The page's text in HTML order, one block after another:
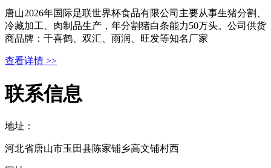
唐山2026年国际足联世界杯食品有限公司主要从事生猪分割、
冷藏加工、肉制品生产，年分割猪白条能力50万头。公司供货
商品牌：千喜鹤、双汇、雨润、旺发等知名厂家
查看详情 >>
联系信息
地址：
河北省唐山市玉田县陈家铺乡高文铺村西